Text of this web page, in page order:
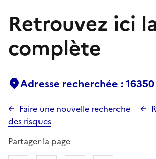
Retrouvez ici
complète
Adresse recherchée :
Faire une nouvelle recherche
des risques
Partager la page